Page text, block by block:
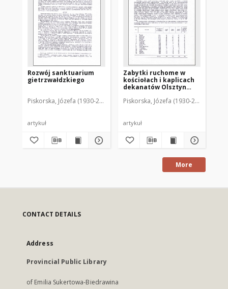
Rozwój sanktuarium
gietrzwałdzkiego
Piskorska, Józefa (1930-2016)
artykuł
Zabytki ruchome w
kościołach i kaplicach
dekanatów Olsztyn
według stanu z 1975
sztuki kościelnej
Piskorska, Józefa (1930-2016)
artykuł
More
CONTACT DETAILS
Address
Provincial Public Library
of Emilia Sukertowa-Biedrawina